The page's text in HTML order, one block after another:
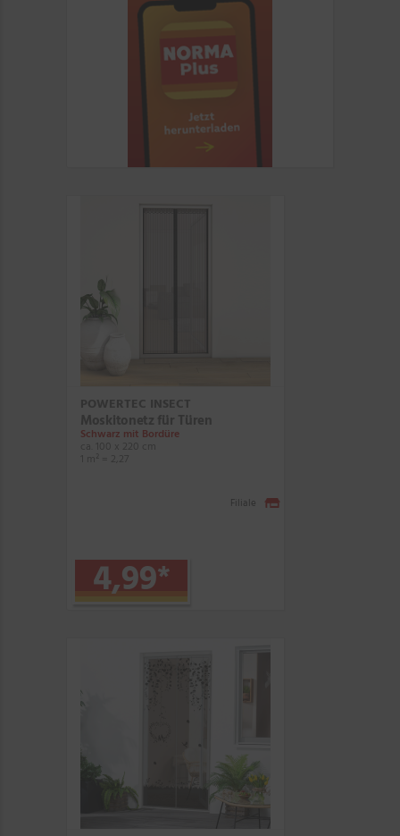
POWERTEC INSECT
Moskitonetz für Türen
Schwarz mit Bordüre
4,99*
Filiale